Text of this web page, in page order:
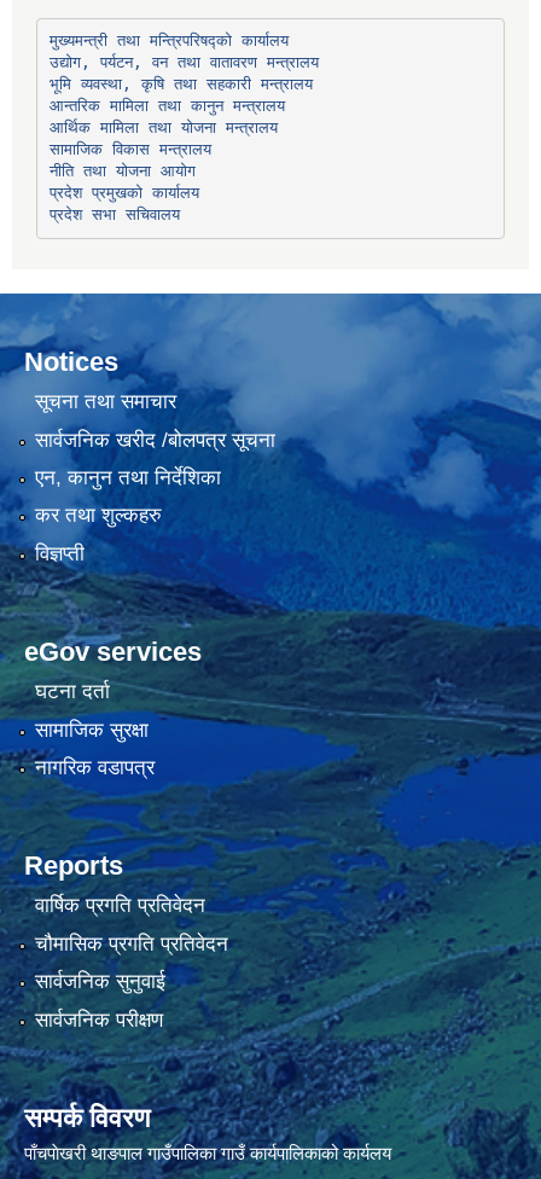
मुख्यमन्त्री तथा मन्त्रिपरिषद्को कार्यालय
उद्योग, पर्यटन, वन तथा वातावरण मन्त्रालय
भूमि व्यवस्था, कृषि तथा सहकारी मन्त्रालय
आन्तरिक मामिला तथा कानुन मन्त्रालय
आर्थिक मामिला तथा योजना मन्त्रालय
सामाजिक विकास मन्त्रालय
नीति तथा योजना आयोग
प्रदेश प्रमुखको कार्यालय
प्रदेश सभा सचिवालय
Notices
सूचना तथा समाचार
सार्वजनिक खरीद /बोलपत्र सूचना
एन, कानुन तथा निर्देशिका
कर तथा शुल्कहरु
विज्ञप्ती
eGov services
घटना दर्ता
सामाजिक सुरक्षा
नागरिक वडापत्र
Reports
वार्षिक प्रगति प्रतिवेदन
चौमासिक प्रगति प्रतिवेदन
सार्वजनिक सुनुवाई
सार्वजनिक परीक्षण
सम्पर्क विवरण
पाँचपाेखरी थाङपाल गाउँपालिका गाउँ कार्यपालिकाको कार्यलय